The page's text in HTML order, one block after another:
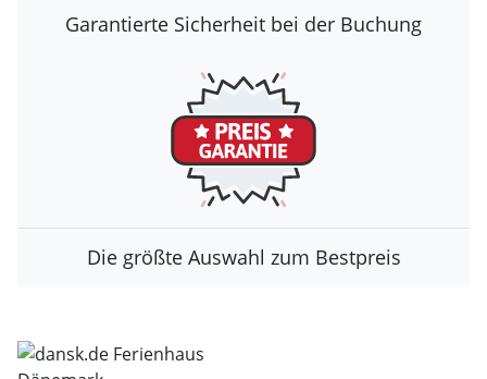
Garantierte Sicherheit bei der Buchung
Die größte Auswahl zum Bestpreis